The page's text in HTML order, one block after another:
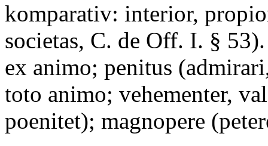
komparativ: interior,
societas, C. de Off. I. §
ex animo; penitus
toto animo; vehementer,
poenitet); magnopere